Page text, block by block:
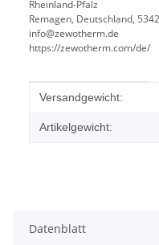
Rheinland-Pfalz
Remagen, Deutschland,
info@zewotherm.de
https://zewotherm.com/de/
Produkteigenschaft
Wert
Versandgewicht:
Artikelgewicht:
Datenblatt